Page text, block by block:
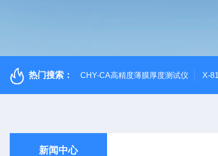
热门搜索： CHY-CA高精度薄膜厚度测试仪 X-
新闻中心